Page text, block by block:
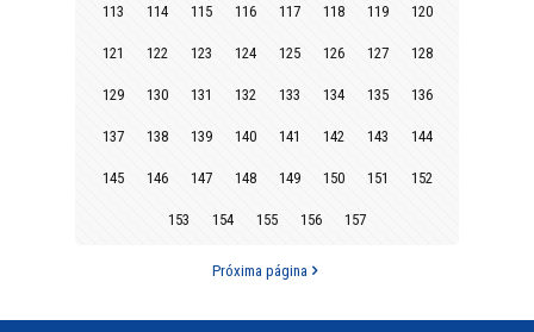
113 114 115 116 117 118 119 120
121 122 123 124 125 126 127 128
129 130 131 132 133 134 135 136
137 138 139 140 141 142 143 144
145 146 147 148 149 150 151 152
153 154 155 156 157
Próxima página